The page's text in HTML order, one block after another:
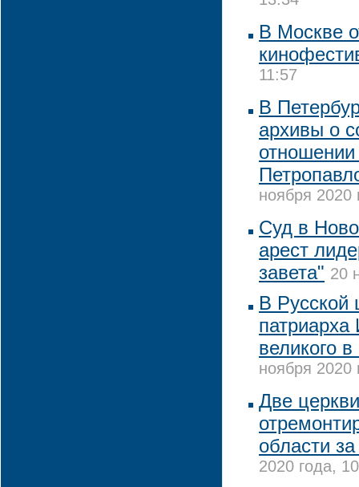
В Москве
11:57
В
архивы о
ноября 2020
Суд в
арест
завета" 20
В Русской
патриарха
великого
ноября 2020
Две
области
2020 года,